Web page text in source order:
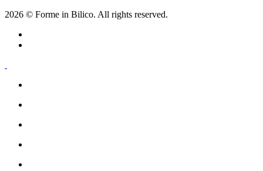
2026 © Forme in Bilico. All rights reserved.